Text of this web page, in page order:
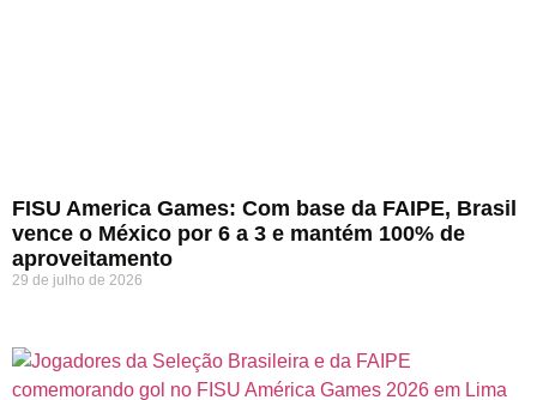
FISU America Games: Com base da FAIPE, Brasil
vence o México por 6 a 3 e mantém 100% de
aproveitamento
29 de julho de 2026